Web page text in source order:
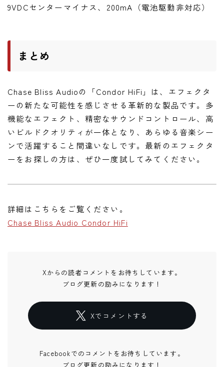
9VDCセンターマイナス、200mA（電池駆動非対応）
まとめ
Chase Bliss Audioの「Condor HiFi」は、エフェクタ
ーの新たな可能性を感じさせる革新的な製品です。多
機能なエフェクト、精密なサウンドコントロール、高
いビルドクオリティが一体となり、あらゆる音楽シー
ンで活躍すること間違いなしです。最新のエフェクタ
ーをお探しの方は、ぜひ一度試してみてください。
詳細はこちらをご覧ください。
Chase Bliss Audio Condor HiFi
Xからの読者コメントをお待ちしています。
ブログ更新の励みになります！
Xでコメントする
Facebookでのコメントをお待ちしています。
ブログ更新の励みになります！